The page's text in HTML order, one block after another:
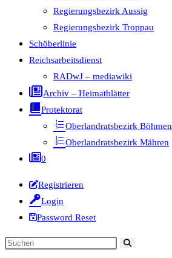
Regierungsbezirk Aussig
Regierungsbezirk Troppau
Schöberlinie
Reichsarbeitsdienst
RADwJ – mediawiki
Archiv – Heimatblätter
Protektorat
Oberlandratsbezirk Böhmen
Oberlandratsbezirk Mähren
0
Registrieren
Login
Password Reset
Diese